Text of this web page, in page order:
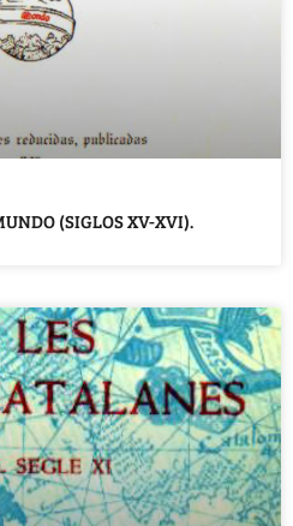
(SIGLOS XV-XVI).